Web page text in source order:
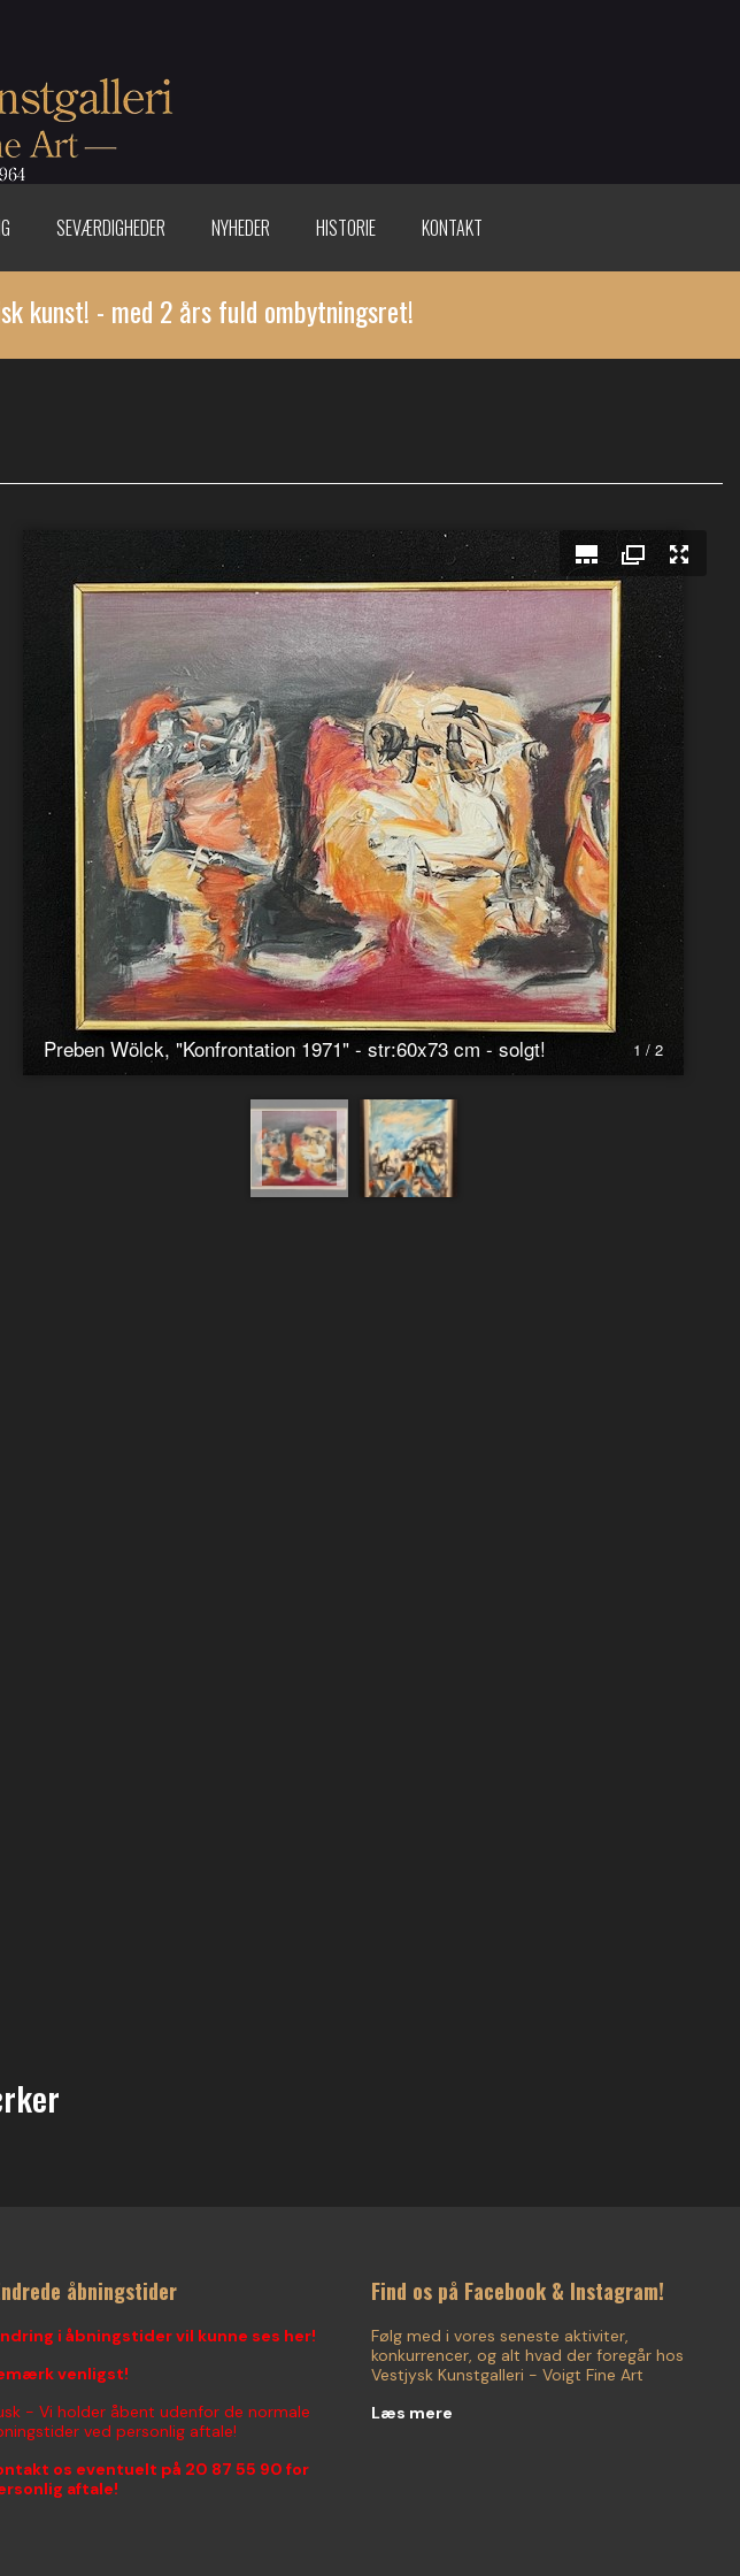
SEVÆRDIGHEDER NYHEDER HISTORIE KONTAKT
kunst! - med 2 års fuld ombytningsret!
åbningstider
i åbningstider vil kunne ses her!
venligst!
- Vi holder åbent udenfor de normale
ved personlig aftale!
os eventuelt på 20 87 55 90 for
aftale!
Find os på Facebook & Instagram!
Følg med i vores seneste aktiviter,
konkurrencer, og alt hvad der foregår hos
Vestjysk Kunstgalleri - Voigt Fine Art
Læs mere